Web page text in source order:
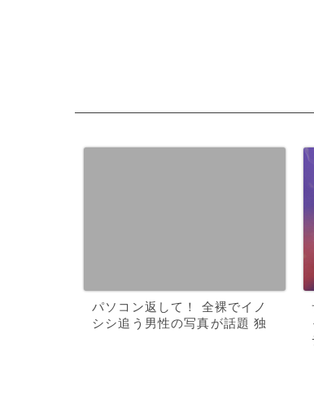
パソコン返して！ 全裸でイノ
シシ追う男性の写真が話題 独